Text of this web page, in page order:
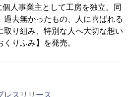
人事業主として工房を独立。同
過去無かったもの、人に喜ばれる
取り組み、特別な人へ大切な想い
りふみ】を発売。
レスリリース